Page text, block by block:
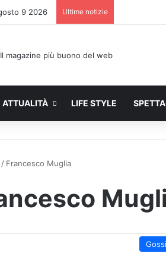
9 2026 Ultime notizie
ATTUALITÀ LIFE STYLE
/ Francesco Muglia